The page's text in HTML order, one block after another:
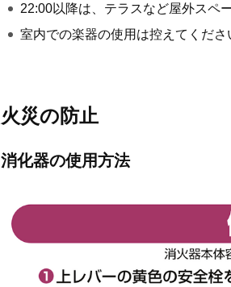
22:00以降は、テラスなど屋外スペ
室内での楽器の使用は控えてくださ
火災の防止
消化器の使用方法